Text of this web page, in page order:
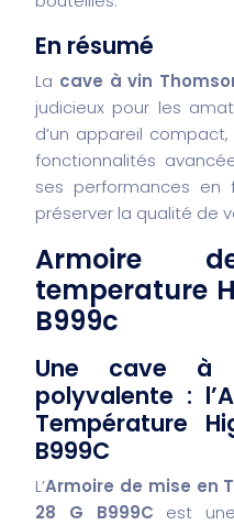
En résumé
La cave à vin Thomson
judicieux pour les
d’un appareil
fonctionnalités
ses performances
préserver la qualité de
Armoire
temperature
B999c
Une cave à
polyvalente :
Température
B999C
L’Armoire de mise en
28 G B999C est